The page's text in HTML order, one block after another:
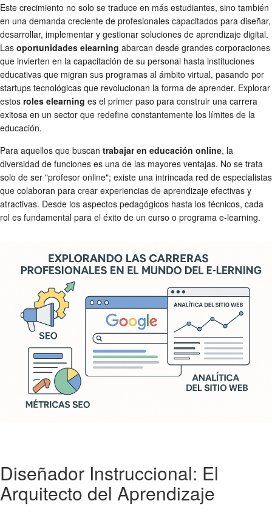
Este crecimiento no solo se traduce en más estudiantes, sino también
en una demanda creciente de profesionales capacitados para diseñar,
desarrollar, implementar y gestionar soluciones de aprendizaje digital.
Las oportunidades elearning abarcan desde grandes corporaciones
que invierten en la capacitación de su personal hasta instituciones
educativas que migran sus programas al ámbito virtual, pasando por
startups tecnológicas que revolucionan la forma de aprender. Explorar
estos roles elearning es el primer paso para construir una carrera
exitosa en un sector que redefine constantemente los límites de la
educación.
Para aquellos que buscan trabajar en educación online, la
diversidad de funciones es una de las mayores ventajas. No se trata
solo de ser "profesor online"; existe una intrincada red de especialistas
que colaboran para crear experiencias de aprendizaje efectivas y
atractivas. Desde los aspectos pedagógicos hasta los técnicos, cada
rol es fundamental para el éxito de un curso o programa e-learning.
Diseñador Instruccional: El
Arquitecto del Aprendizaje